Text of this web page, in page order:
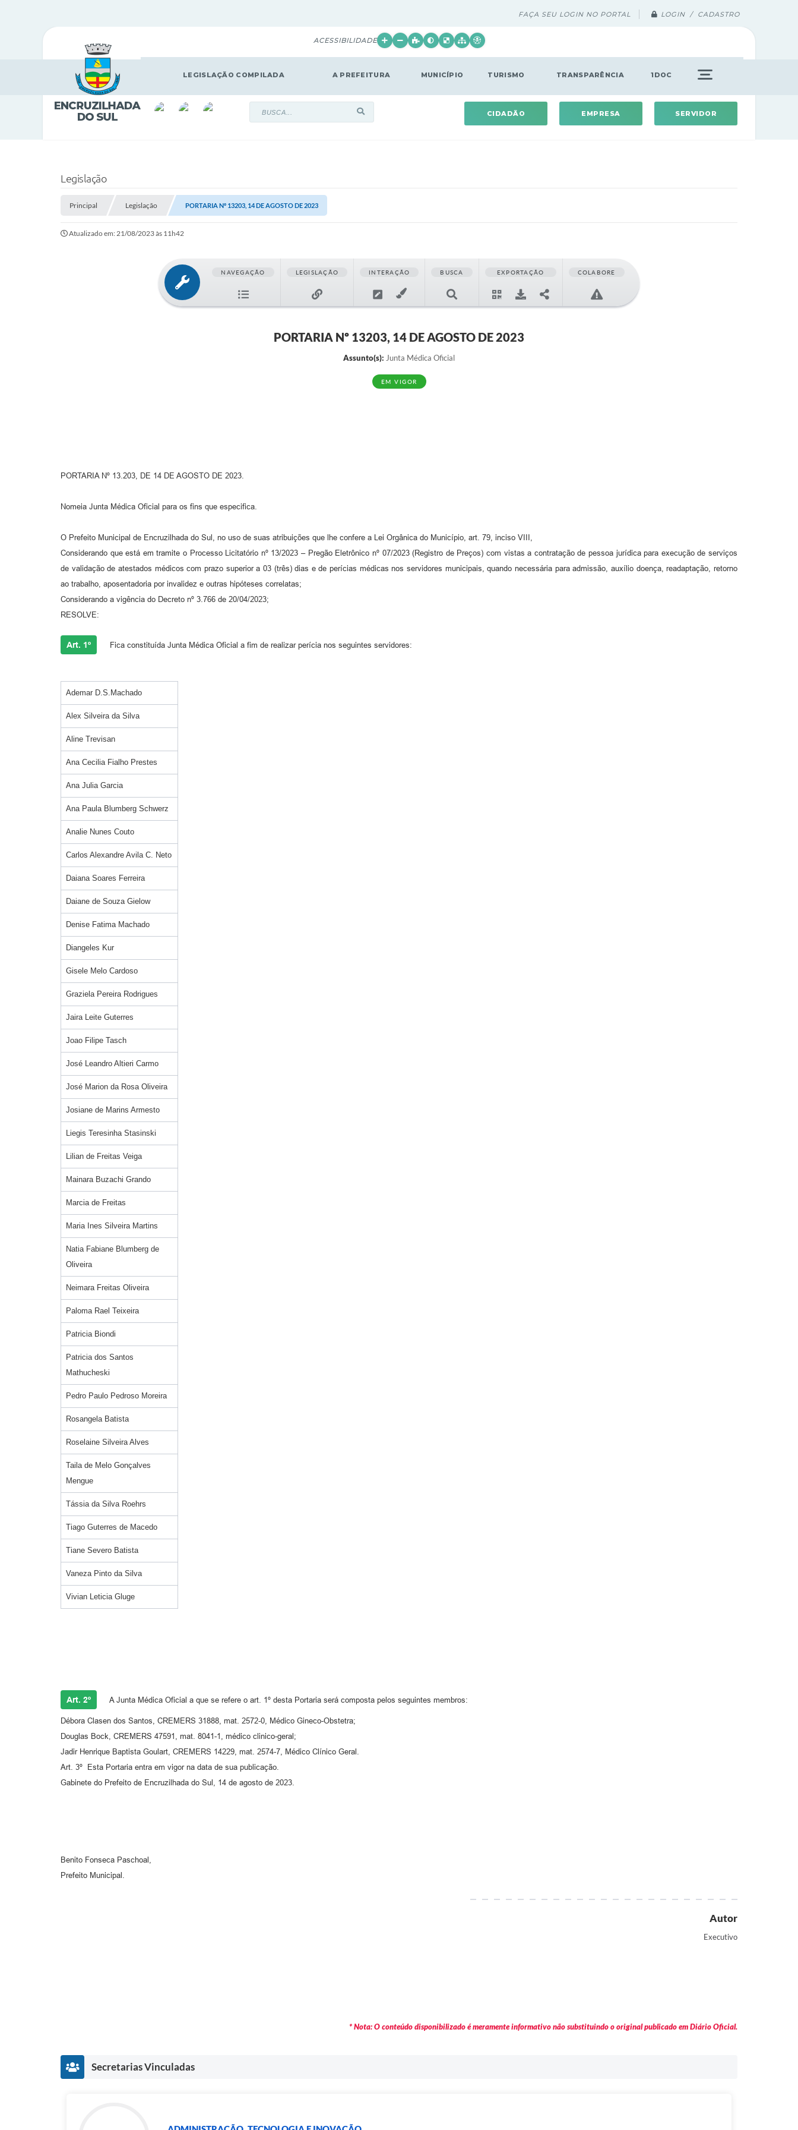
FAÇA SEU LOGIN NO PORTAL LOGIN / CADASTRO
ACESSIBILIDADE
LEGISLAÇÃO COMPILADA A PREFEITURA MUNICÍPIO TURISMO TRANSPARÊNCIA 1DOC
CIDADÃO EMPRESA SERVIDOR
Legislação
Principal Legislação PORTARIA Nº 13203, 14 DE AGOSTO DE 2023
Atualizado em: 21/08/2023 às 11h42
NAVEGAÇÃO LEGISLAÇÃO INTERAÇÃO BUSCA EXPORTAÇÃO COLABORE
PORTARIA Nº 13203, 14 DE AGOSTO DE 2023
Assunto(s): Junta Médica Oficial
EM VIGOR
PORTARIA Nº 13.203, DE 14 DE AGOSTO DE 2023.
Nomeia Junta Médica Oficial para os fins que especifica.
O Prefeito Municipal de Encruzilhada do Sul, no uso de suas atribuições que lhe confere a Lei Orgânica do Município, art. 79, inciso VIII,
Considerando que está em tramite o Processo Licitatório nº 13/2023 – Pregão Eletrônico nº 07/2023 (Registro de Preços) com vistas a contratação de pessoa jurídica para execução de serviços
de validação de atestados médicos com prazo superior a 03 (três) dias e de perícias médicas nos servidores municipais, quando necessária para admissão, auxílio doença, readaptação, retorno
ao trabalho, aposentadoria por invalidez e outras hipóteses correlatas;
Considerando a vigência do Decreto nº 3.766 de 20/04/2023;
RESOLVE:
Art. 1º Fica constituída Junta Médica Oficial a fim de realizar perícia nos seguintes servidores:
Ademar D.S.Machado
Alex Silveira da Silva
Aline Trevisan
Ana Cecilia Fialho Prestes
Ana Julia Garcia
Ana Paula Blumberg Schwerz
Analie Nunes Couto
Carlos Alexandre Avila C. Neto
Daiana Soares Ferreira
Daiane de Souza Gielow
Denise Fatima Machado
Diangeles Kur
Gisele Melo Cardoso
Graziela Pereira Rodrigues
Jaira Leite Guterres
Joao Filipe Tasch
José Leandro Altieri Carmo
José Marion da Rosa Oliveira
Josiane de Marins Armesto
Liegis Teresinha Stasinski
Lilian de Freitas Veiga
Mainara Buzachi Grando
Marcia de Freitas
Maria Ines Silveira Martins
Natia Fabiane Blumberg de
Oliveira
Neimara Freitas Oliveira
Paloma Rael Teixeira
Patricia Biondi
Patricia dos Santos
Mathucheski
Pedro Paulo Pedroso Moreira
Rosangela Batista
Roselaine Silveira Alves
Taila de Melo Gonçalves
Mengue
Tássia da Silva Roehrs
Tiago Guterres de Macedo
Tiane Severo Batista
Vaneza Pinto da Silva
Vivian Leticia Gluge
Art. 2º A Junta Médica Oficial a que se refere o art. 1º desta Portaria será composta pelos seguintes membros:
Débora Clasen dos Santos, CREMERS 31888, mat. 2572-0, Médico Gineco-Obstetra;
Douglas Bock, CREMERS 47591, mat. 8041-1, médico clinico-geral;
Jadir Henrique Baptista Goulart, CREMERS 14229, mat. 2574-7, Médico Clínico Geral.
Art. 3º Esta Portaria entra em vigor na data de sua publicação.
Gabinete do Prefeito de Encruzilhada do Sul, 14 de agosto de 2023.
Benito Fonseca Paschoal,
Prefeito Municipal.
Autor
Executivo
* Nota: O conteúdo disponibilizado é meramente informativo não substituindo o original publicado em Diário Oficial.
Secretarias Vinculadas